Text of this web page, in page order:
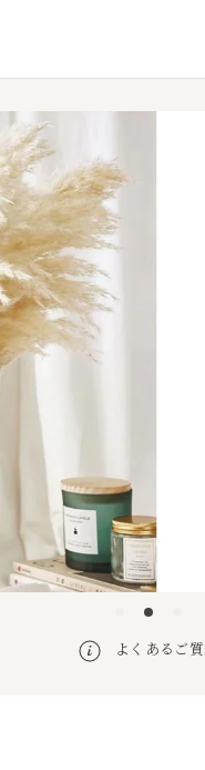
よくあるご